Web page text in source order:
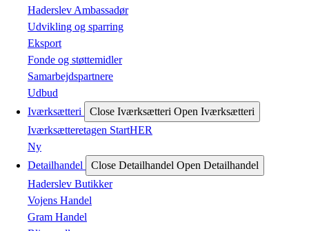
Haderslev Ambassadør
Udvikling og sparring
Eksport
Fonde og støttemidler
Samarbejdspartnere
Udbud
Iværksætteri
Close Iværksætteri Open Iværksætteri
Iværksætteretagen StartHER
Ny
Detailhandel
Close Detailhandel Open Detailhandel
Haderslev Butikker
Vojens Handel
Gram Handel